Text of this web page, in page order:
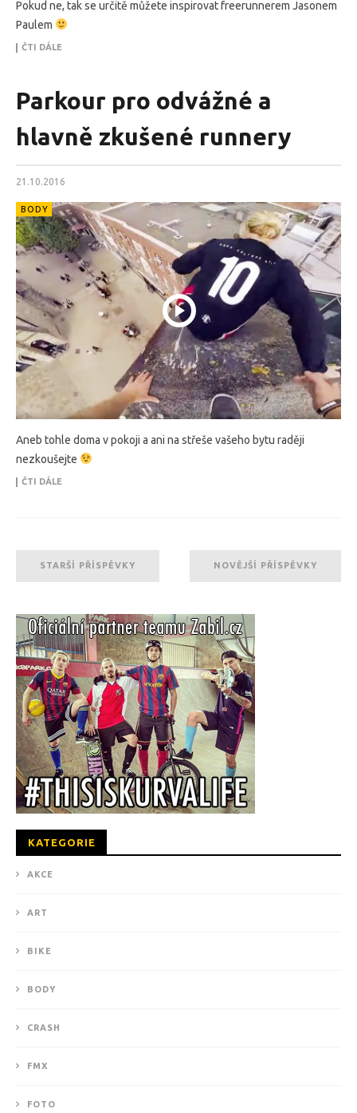
Pokud ne, tak se určitě můžete inspirovat freerunnerem Jasonem
Paulem
ČTI DÁLE
Parkour pro odvážné a
hlavně zkušené runnery
21.10.2016
BODY
Aneb tohle doma v pokoji a ani na střeše vašeho bytu raději
nezkoušejte
ČTI DÁLE
STARŠÍ PŘÍSPĚVKY NOVĚJŠÍ PŘÍSPĚVKY
KATEGORIE
AKCE
ART
BIKE
BODY
CRASH
FMX
FOTO